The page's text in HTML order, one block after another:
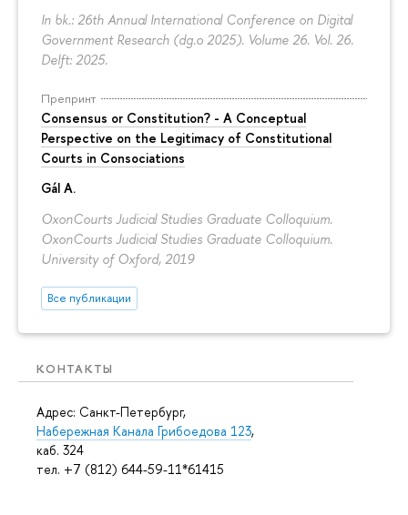
In bk.: 26th Annual International Conference on Digital
Government Research (dg.o 2025). Volume 26. Vol. 26.
Delft: 2025.
Препринт
Consensus or Constitution? - A Conceptual
Perspective on the Legitimacy of Constitutional
Courts in Consociations
Gál A.
OxonCourts Judicial Studies Graduate Colloquium.
OxonCourts Judicial Studies Graduate Colloquium.
University of Oxford, 2019
Все публикации
КОНТАКТЫ
Адрес: Санкт-Петербург,
Набережная Канала Грибоедова 123,
каб. 324
тел. +7 (812) 644-59-11*61415